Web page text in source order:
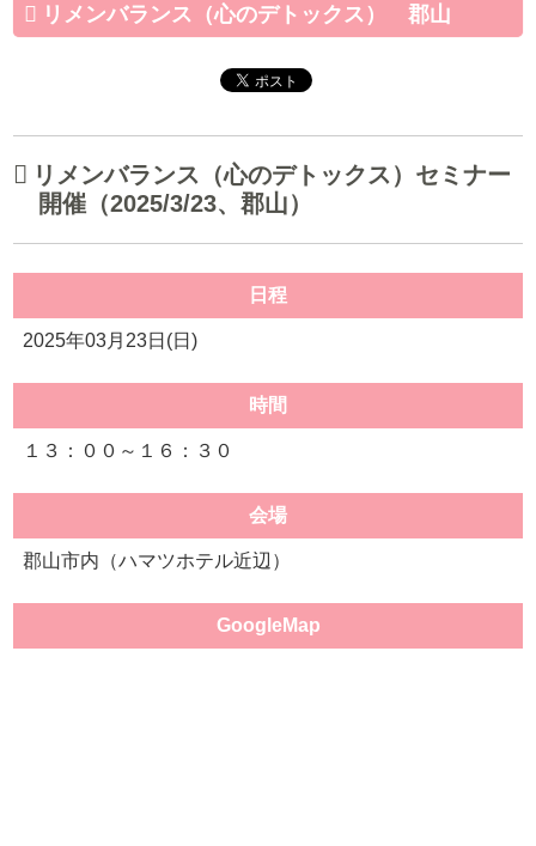
リメンバランス（心のデトックス） 郡山
リメンバランス（心のデトックス）セミナー
開催（2025/3/23、郡山）
日程
2025年03月23日(日)
時間
１３：００～１６：３０
会場
郡山市内（ハマツホテル近辺）
GoogleMap